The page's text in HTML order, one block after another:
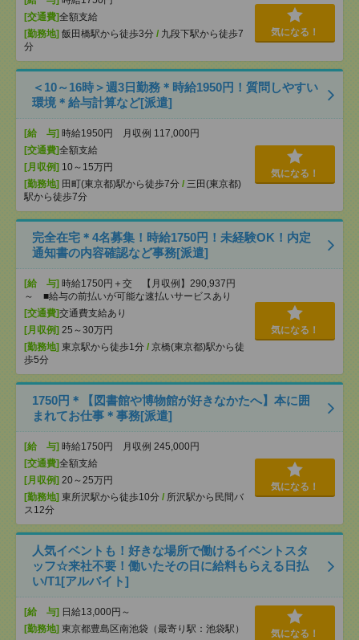
[交通費]全額支給
[勤務地] 飯田橋駅から徒歩3分 / 九段下駅から徒歩7
分
気になる！
＜10～16時＞週3日勤務＊時給1950円！質問しやすい
環境＊給与計算など[派遣]
[給 与] 時給1950円 月収例 117,000円
[交通費]全額支給
[月収例] 10～15万円
[勤務地] 田町(東京都)駅から徒歩7分 / 三田(東京都)
駅から徒歩7分
気になる！
完全在宅＊4名募集！時給1750円！未経験OK！内定
通知書の内容確認など事務[派遣]
[給 与] 時給1750円＋交 【月収例】290,937円
～ ■給与の前払いが可能な速払いサービスあり
[交通費]交通費支給あり
[月収例] 25～30万円
[勤務地] 東京駅から徒歩1分 / 京橋(東京都)駅から徒
歩5分
気になる！
1750円＊【図書館や博物館が好きなかたへ】本に囲
まれてお仕事＊事務[派遣]
[給 与] 時給1750円 月収例 245,000円
[交通費]全額支給
[月収例] 20～25万円
[勤務地] 東所沢駅から徒歩10分 / 所沢駅から民間バ
ス12分
気になる！
人気イベントも！好きな場所で働けるイベントスタ
ッフ☆来社不要！働いたその日に給料もらえる日払
い/T1[アルバイト]
[給 与] 日給13,000円～
[勤務地] 東京都豊島区南池袋（最寄り駅：池袋駅） 気になる！